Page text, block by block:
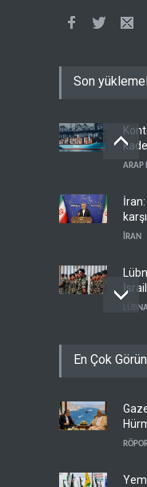
Son
ARAP
İRAN
En Çok